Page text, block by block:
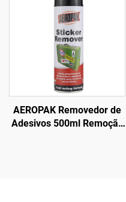
AEROPAK Removedor de
Adesivos 500ml Remoção